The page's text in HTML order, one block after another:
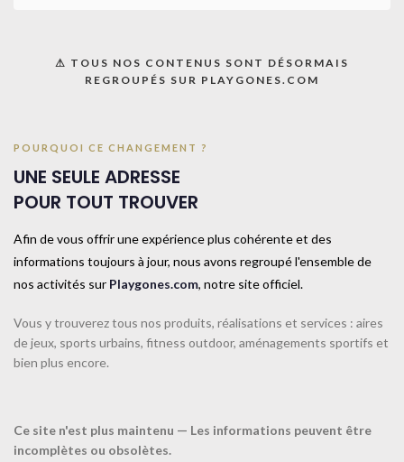
⚠ TOUS NOS CONTENUS SONT DÉSORMAIS
REGROUPÉS SUR PLAYGONES.COM
POURQUOI CE CHANGEMENT ?
UNE SEULE ADRESSE
POUR TOUT TROUVER
Afin de vous offrir une expérience plus cohérente et des
informations toujours à jour, nous avons regroupé l'ensemble de
nos activités sur Playgones.com, notre site officiel.
Vous y trouverez tous nos produits, réalisations et services : aires
de jeux, sports urbains, fitness outdoor, aménagements sportifs et
bien plus encore.
Ce site n'est plus maintenu — Les informations peuvent être
incomplètes ou obsolètes.
Décrivez votre projet
UGS :044092
Catégorie : Cordes à sauter
Share:
Informations complémentaires
TAILLE
5m
CONTACTEZ-NOUS